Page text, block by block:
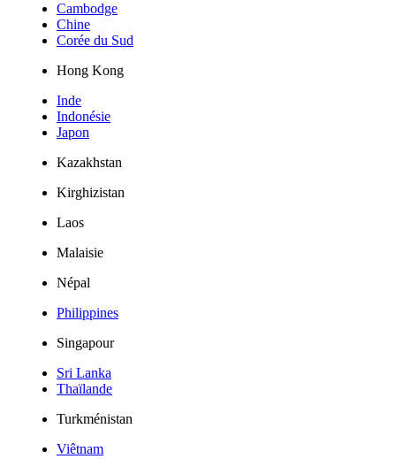
Cambodge
Chine
Corée du Sud
Hong Kong
Inde
Indonésie
Japon
Kazakhstan
Kirghizistan
Laos
Malaisie
Népal
Philippines
Singapour
Sri Lanka
Thaïlande
Turkménistan
Viêtnam